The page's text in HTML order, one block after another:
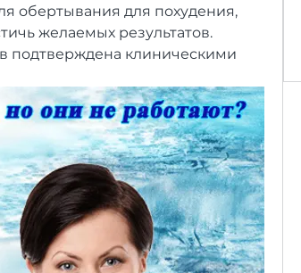
обертывания для похудения,
желаемых результатов.
подтверждена клиническими